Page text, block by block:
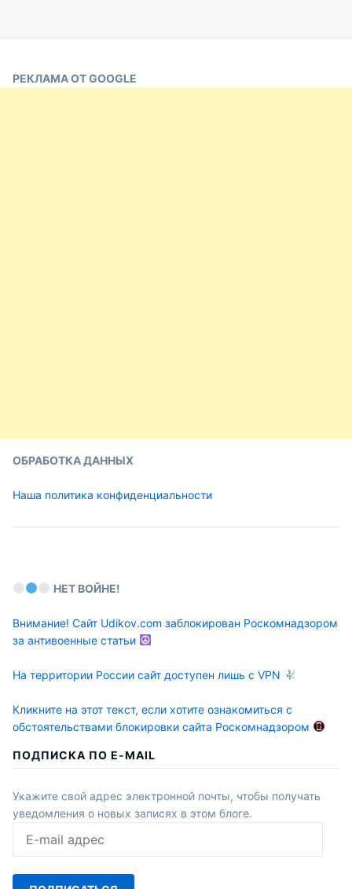
РЕКЛАМА ОТ GOOGLE
ОБРАБОТКА ДАННЫХ
Наша политика конфиденциальности
НЕТ ВОЙНЕ!
Внимание! Сайт Udikov.com заблокирован Роскомнадзором
за антивоенные статьи
На территории России сайт доступен лишь с VPN
Кликните на этот текст, если хотите ознакомиться с
обстоятельствами блокировки сайта Роскомнадзором
ПОДПИСКА ПО E-MAIL
Укажите свой адрес электронной почты, чтобы получать
уведомления о новых записях в этом блоге.
mail